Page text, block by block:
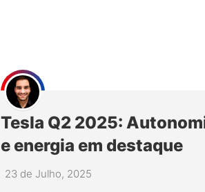
Tesla Q2 2025:
e energia em destaque
23 de Julho, 2025